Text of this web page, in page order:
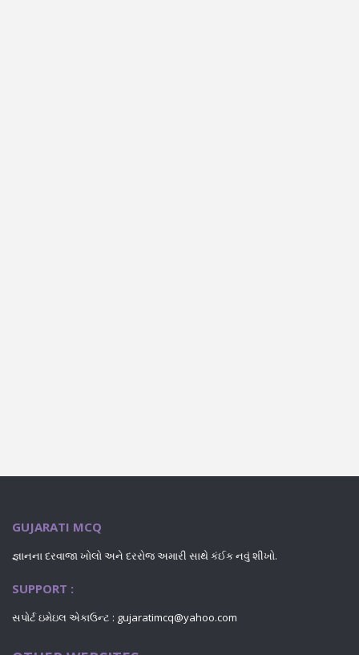
GUJARATI MCQ
જ્ઞાનના દરવાજા ખોલો અને દરરોજ અમારી સાથે કંઈક નવું શીખો.
SUPPORT :
સપોર્ટ ઇમેઇલ એકાઉન્ટ : gujaratimcq@yahoo.com